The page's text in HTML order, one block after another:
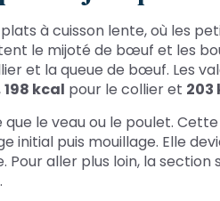
à cuisson lente, où les
le mijoté de bœuf et les
et la queue de bœuf. Les
198 kcal pour le collier et 203
que le veau ou le poulet.
initial puis mouillage. Elle
Pour aller plus loin, la